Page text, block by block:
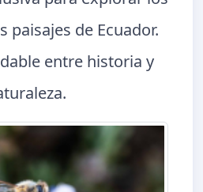
paisajes de Ecuador.
entre historia y